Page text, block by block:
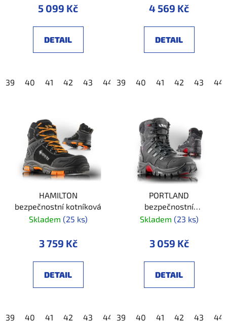
5 099 Kč
DETAIL
39 40 41 42 43 44 45 46 47 48
4 569 Kč
DETAIL
39 40 41 42 43 44
HAMILTON
bezpečnostní kotníková
Skladem (25 ks)
3 759 Kč
DETAIL
39 40 41 42 43 44 45 46 47 48
PORTLAND
bezpečnostní
poloholeňová
Skladem (23 ks)
3 059 Kč
DETAIL
39 40 41 42 43 44